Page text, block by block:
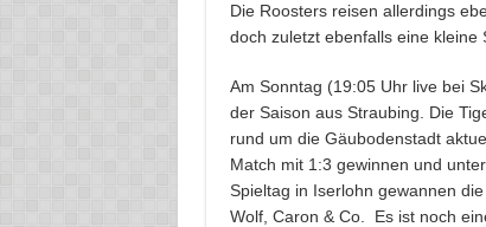
Die Roosters reisen allerdings
doch zuletzt ebenfalls eine kleine
Am Sonntag (19:05 Uhr live bei
der Saison aus Straubing. Die
rund um die Gäubodenstadt
Match mit 1:3 gewinnen und
Spieltag in Iserlohn gewannen
Wolf, Caron & Co. Es ist noch